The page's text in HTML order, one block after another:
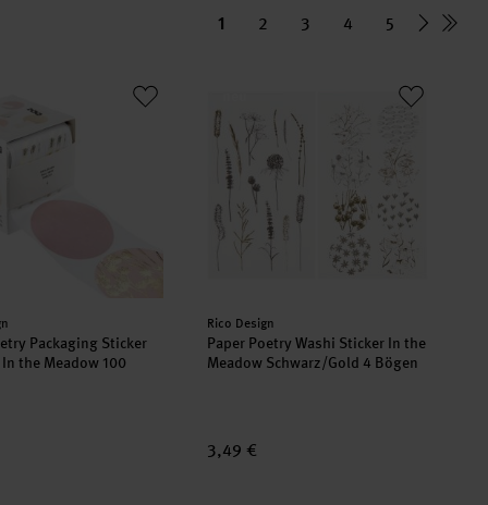
1 2 3 4 5
Packaging Sticker
the Meadow 100
Hersteller:
Rico Design
Paper Poetry Washi Sticker In the
Meadow Schwarz/Gold 4 Bögen
3,49 €